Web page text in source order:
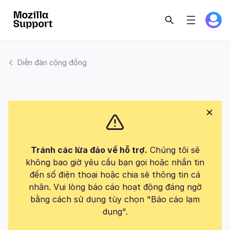
Diễn đàn cộng đồng
Tránh các lừa đảo về hỗ trợ. Chúng tôi sẽ
không bao giờ yêu cầu bạn gọi hoặc nhắn tin
đến số điện thoại hoặc chia sẻ thông tin cá
nhân. Vui lòng báo cáo hoạt động đáng ngờ
bằng cách sử dụng tùy chọn "Báo cáo lạm
dụng".